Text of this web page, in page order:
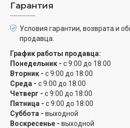
укладки.
Два уровня температуры
У вас есть возможность
уровнями температуры, чтобы
соответствии с типом и
Кнопка холодного воздуха
Кнопка холодного воздуха
эффективно закрепить
блеск.
Гарантия
Условия гарантии, возврата и
продавца.
График работы продавца:
Понедельник - с 9:00 до 18:00
Вторник - с 9:00 до 18:00
Среда - с 9:00 до 18:00
Четверг - с 9:00 до 18:00
Пятница - с 9:00 до 18:00
Суббота - выходной
Воскресенье - выходной